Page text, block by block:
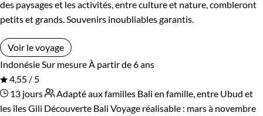
des paysages et les activités, entre culture et nature, combleront
petits et grands. Souvenirs inoubliables garantis.
Voir le voyage
IndonésieSur mesureÀ partir de 6 ans
4,55 / 5
13 jours
Adapté aux familles Bali en famille, entre Ubud et
les îles Gili Découverte Bali Voyage réalisable : mars à novembre